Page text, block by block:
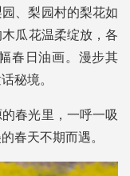
、梨园村的梨花如
瓜花温柔绽放，各
春日油画。漫步其
秘境。
春光里，一呼一吸
春天不期而遇。